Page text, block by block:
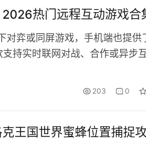
热门远程互动游戏合
对弈或同屏游戏，手机端也提供
持实时联网对战、合作或异步
作为阿里巴巴灵犀互娱旗下产
手福利与节日专属活动，如万
203 0
王国世界蜜蜂位置捕捉